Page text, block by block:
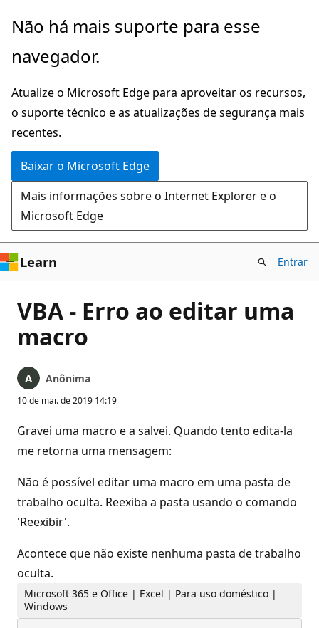
Pular
o
principal
Não há mais suporte para esse
navegador.
Atualize o Microsoft Edge para aproveitar os recursos,
o suporte técnico e as atualizações de segurança mais
recentes.
Baixar o Microsoft Edge
Mais informações sobre o Internet Explorer e o
Microsoft Edge
Learn Entrar
VBA - Erro ao editar uma
macro
Anônima
10 de mai. de 2019 14:19
Gravei uma macro e a salvei. Quando tento edita-la
me retorna uma mensagem:
Não é possível editar uma macro em uma pasta de
trabalho oculta. Reexiba a pasta usando o comando
'Reexibir'.
Acontece que não existe nenhuma pasta de trabalho
oculta.
Microsoft 365 e Office | Excel | Para uso doméstico |
Windows